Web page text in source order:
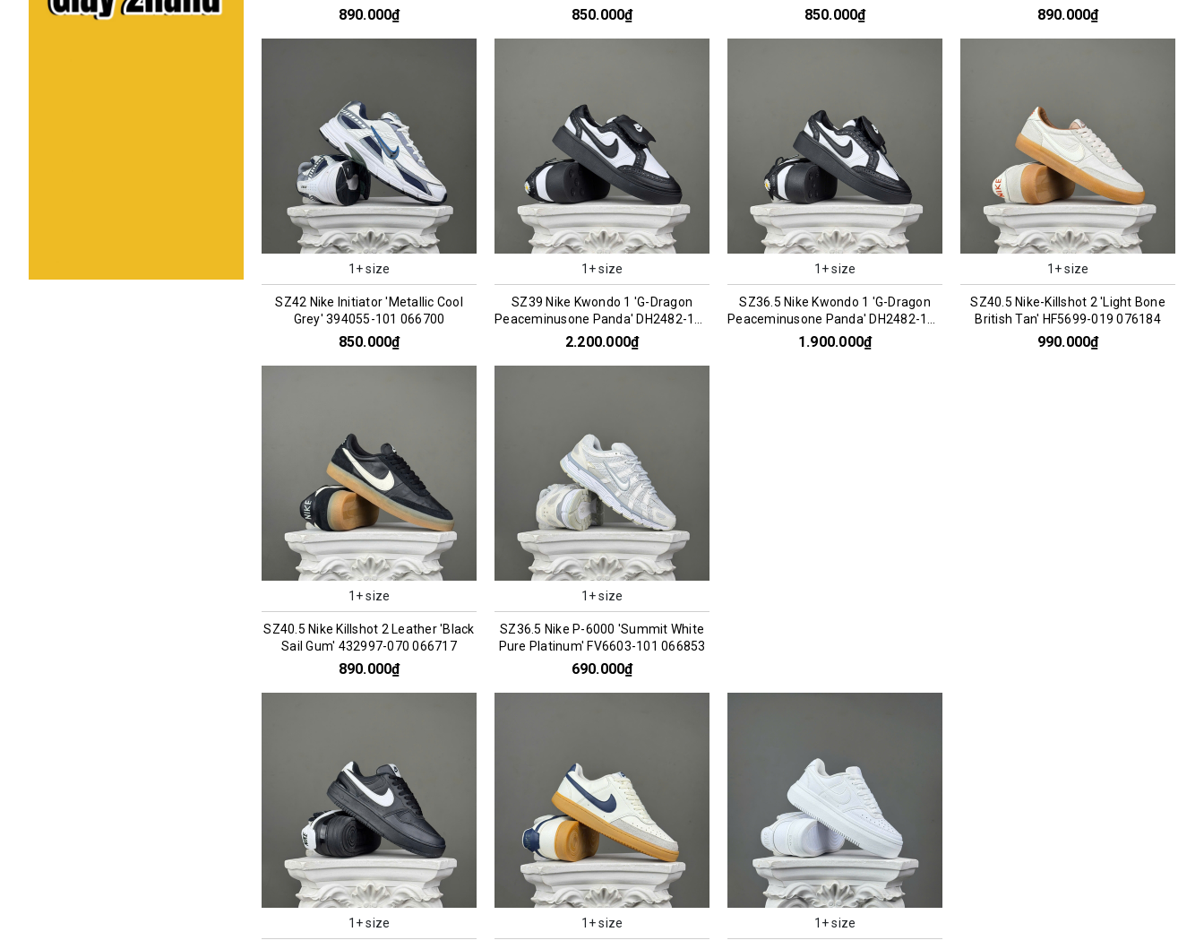
890.000₫
076200
850.000₫
066297
850.000₫ 890.000₫
1+ size
SZ42 Nike Initiator 'Metallic Cool
Grey' 394055-101 066700
850.000₫
1+ size
SZ39 Nike Kwondo 1 'G-Dragon
Peaceminusone Panda' DH2482-101
066957
2.200.000₫
1+ size
SZ36.5 Nike Kwondo 1 'G-Dragon
Peaceminusone Panda' DH2482-101
066956
1.900.000₫
1+ size
SZ40.5 Nike-Killshot 2 'Light Bone
British Tan' HF5699-019 076184
990.000₫
1+ size
SZ40.5 Nike Killshot 2 Leather 'Black
Sail Gum' 432997-070 066717
890.000₫
1+ size
SZ36.5 Nike P-6000 'Summit White
Pure Platinum' FV6603-101 066853
690.000₫
1+ size 1+ size 1+ size